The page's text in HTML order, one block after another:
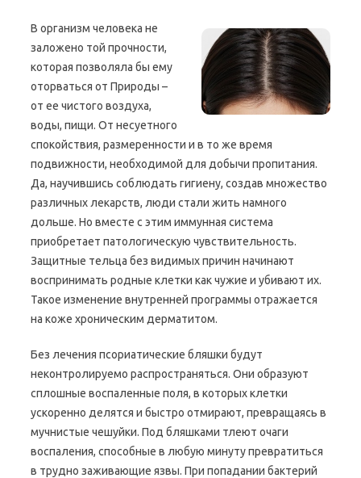
В организм человека не
заложено той прочности,
которая позволяла бы ему
оторваться от Природы –
от ее чистого воздуха,
воды, пищи. От несуетного
спокойствия, размеренности и в то же время
подвижности, необходимой для добычи пропитания.
Да, научившись соблюдать гигиену, создав множество
различных лекарств, люди стали жить намного
дольше. Но вместе с этим иммунная система
приобретает патологическую чувствительность.
Защитные тельца без видимых причин начинают
воспринимать родные клетки как чужие и убивают их.
Такое изменение внутренней программы отражается
на коже хроническим дерматитом.
Без лечения псориатические бляшки будут
неконтролируемо распространяться. Они образуют
сплошные воспаленные поля, в которых клетки
ускоренно делятся и быстро отмирают, превращаясь в
мучнистые чешуйки. Под бляшками тлеют очаги
воспаления, способные в любую минуту превратиться
в трудно заживающие язвы. При попадании бактерий